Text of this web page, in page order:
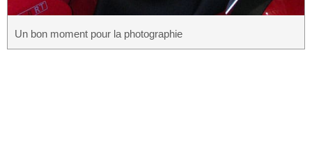
Un bon moment pour la photographie